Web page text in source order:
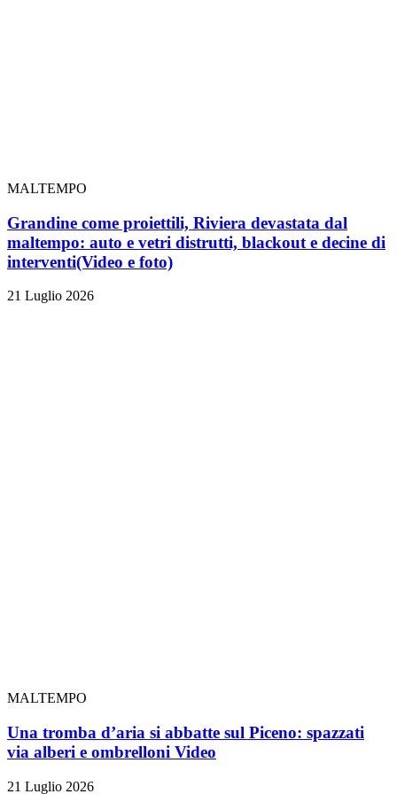
MALTEMPO
Grandine come proiettili, Riviera devastata dal
maltempo: auto e vetri distrutti, blackout e decine di
interventi(Video e foto)
21 Luglio 2026
MALTEMPO
Una tromba d’aria si abbatte sul Piceno: spazzati
via alberi e ombrelloni Video
21 Luglio 2026